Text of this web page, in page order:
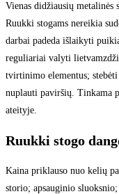
Vienas didžiausių metalinės
Ruukki stogams nereikia
darbai padeda išlaikyti
reguliariai valyti
tvirtinimo elementus;
nuplauti paviršių. Tinkama
ateityje.
Ruukki stogo
Kaina priklauso nuo kelių
storio; apsauginio